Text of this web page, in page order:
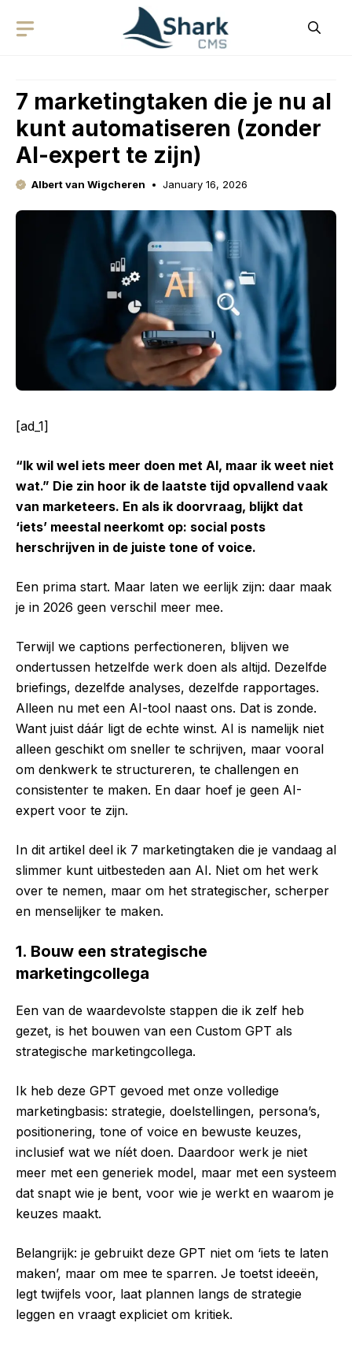
7 marketingtaken die je nu al
kunt automatiseren (zonder
AI-expert te zijn)
Albert van Wigcheren January 16, 2026
[ad_1]
“Ik wil wel iets meer doen met AI, maar ik weet niet
wat.” Die zin hoor ik de laatste tijd opvallend vaak
van marketeers. En als ik doorvraag, blijkt dat
‘iets’ meestal neerkomt op: social posts
herschrijven in de juiste tone of voice.
Een prima start. Maar laten we eerlijk zijn: daar maak
je in 2026 geen verschil meer mee.
Terwijl we captions perfectioneren, blijven we
ondertussen hetzelfde werk doen als altijd. Dezelfde
briefings, dezelfde analyses, dezelfde rapportages.
Alleen nu met een AI-tool naast ons. Dat is zonde.
Want juist dáár ligt de echte winst. AI is namelijk niet
alleen geschikt om sneller te schrijven, maar vooral
om denkwerk te structureren, te challengen en
consistenter te maken. En daar hoef je geen AI-
expert voor te zijn.
In dit artikel deel ik 7 marketingtaken die je vandaag al
slimmer kunt uitbesteden aan AI. Niet om het werk
over te nemen, maar om het strategischer, scherper
en menselijker te maken.
1. Bouw een strategische
marketingcollega
Een van de waardevolste stappen die ik zelf heb
gezet, is het bouwen van een Custom GPT als
strategische marketingcollega.
Ik heb deze GPT gevoed met onze volledige
marketingbasis: strategie, doelstellingen, persona’s,
positionering, tone of voice en bewuste keuzes,
inclusief wat we níét doen. Daardoor werk je niet
meer met een generiek model, maar met een systeem
dat snapt wie je bent, voor wie je werkt en waarom je
keuzes maakt.
Belangrijk: je gebruikt deze GPT niet om ‘iets te laten
maken’, maar om mee te sparren. Je toetst ideeën,
legt twijfels voor, laat plannen langs de strategie
leggen en vraagt expliciet om kritiek.